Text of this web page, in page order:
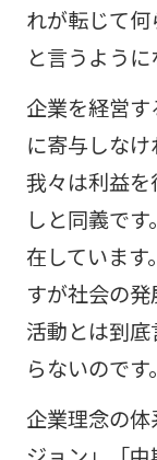
れが転じて何
と言うように
企業を経営
に寄与しな
我々は利益を
しと同義で
在していま
すが社会の
活動とは到
らないのです。
企業理念の